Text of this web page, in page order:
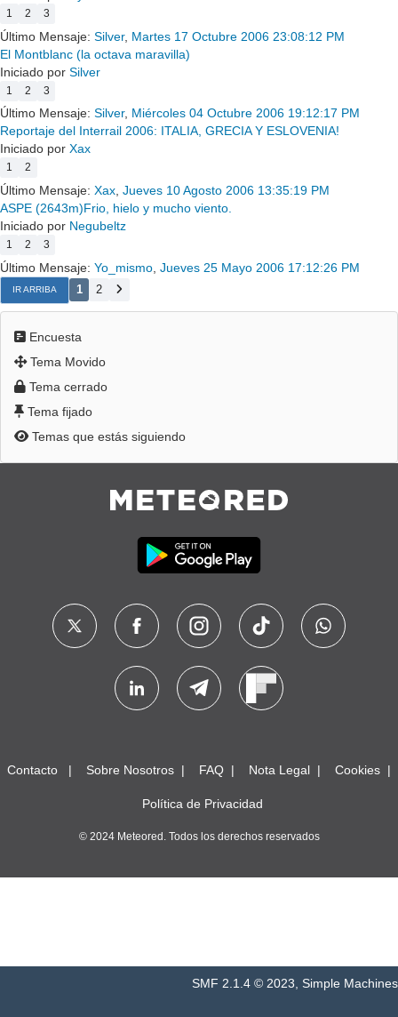
1 2 3
Último Mensaje: Silver, Martes 17 Octubre 2006 23:08:12 PM
El Montblanc (la octava maravilla)
Iniciado por Silver
1 2 3
Último Mensaje: Silver, Miércoles 04 Octubre 2006 19:12:17 PM
Reportaje del Interrail 2006: ITALIA, GRECIA Y ESLOVENIA!
Iniciado por Xax
1 2
Último Mensaje: Xax Jueves 10 Agosto 2006 13:35:19 PM
ASPE (2643m)Frio, hielo y mucho viento.
Iniciado por Negubeltz
1 2 3
Último Mensaje: Yo_mismo Jueves 25 Mayo 2006 17:12:26 PM
IR ARRIBA 1 2
Encuesta
Tema Movido
Tema cerrado
Tema fijado
Temas que estás siguiendo
Contacto Sobre Nosotros FAQ Nota Legal Cookies
Política de Privacidad
© 2024 Meteored. Todos los derechos reservados
SMF 2.1.4 © 2023 Simple Machines